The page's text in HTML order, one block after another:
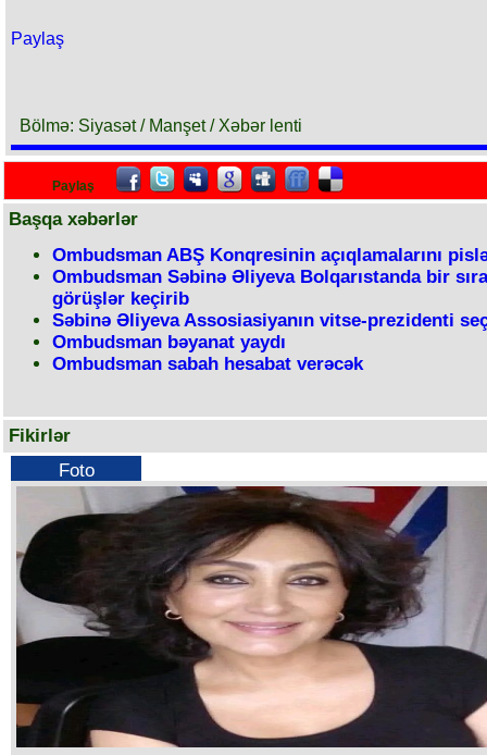
Paylaş
Bölmə: Siyasət / Manşet / Xəbər lenti
Paylaş
Başqa xəbərlər
Ombudsman ABŞ Konqresinin açıqlamalarını
Ombudsman Səbinə Əliyeva Bolqarıstanda bir sıra
görüşlər keçirib
Səbinə Əliyeva Assosiasiyanın vitse-prezidenti
Ombudsman bəyanat yaydı
Ombudsman sabah hesabat verəcək
Fikirlər
Foto